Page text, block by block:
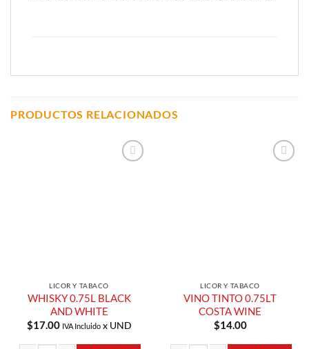
PRODUCTOS RELACIONADOS
LICOR Y TABACO
WHISKY 0.75L BLACK
AND WHITE
$17.00 IVA Incluidox UND
LICOR Y TABACO
VINO TINTO 0.75LT
COSTA WINE
$14.00